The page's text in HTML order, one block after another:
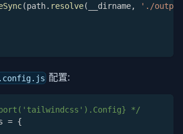
(path. resolve( __dirname,
'./
配置:
*/
= {